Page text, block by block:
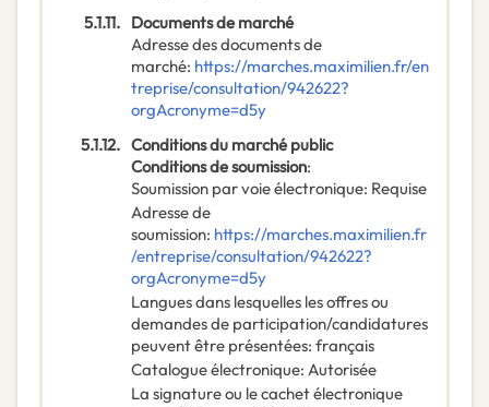
5.1.11. Documents de marché
Adresse des documents de
marché: https://marches.maximilien.fr/en
treprise/consultation/942622?
orgAcronyme=d5y
5.1.12. Conditions du marché public
Conditions de soumission:
Soumission par voie électronique: Requise
Adresse de
soumission: https://marches.maximilien.fr
/entreprise/consultation/942622?
orgAcronyme=d5y
Langues dans lesquelles les offres ou
demandes de participation/candidatures
peuvent être présentées: français
Catalogue électronique: Autorisée
La signature ou le cachet électronique